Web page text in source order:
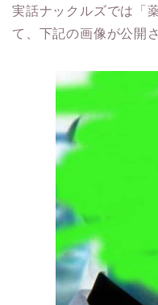
実話ナックルズでは「
て、下記の画像が公開